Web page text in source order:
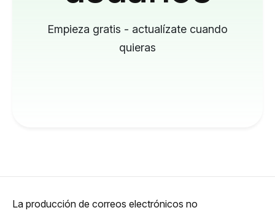
Empieza gratis - actualízate cuando
quieras
La producción de correos electrónicos no